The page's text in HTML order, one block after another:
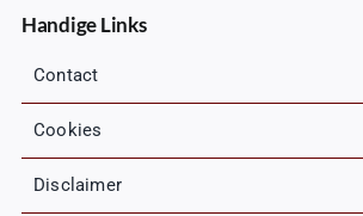
Handige Links
Contact
Cookies
Disclaimer